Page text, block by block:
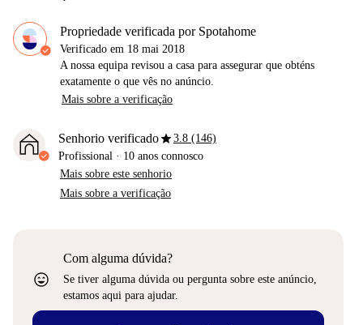
Propriedade verificada por Spotahome
Verificado em 18 mai 2018
A nossa equipa revisou a casa para assegurar que obténs
exatamente o que vês no anúncio.
Mais sobre a verificação
Senhorio verificadostar3.8 (146)
Profissional · 10 anos connosco
Mais sobre este senhorio
Mais sobre a verificação
sentiment_very_satisfied
Com alguma dúvida?
Se tiver alguma dúvida ou pergunta sobre este anúncio,
estamos aqui para ajudar.